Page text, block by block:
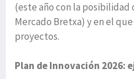
(este año con la
Mercado Bretxa) y en el
proyectos.
Plan de Innovación 2026: